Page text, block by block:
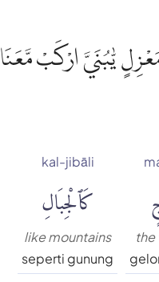
يّٰبُنَيَّ ارْكَبْ مَّعَنَا
the
kal-jibāli
كَٱلْجِبَالِ
like mountains
seperti gunung